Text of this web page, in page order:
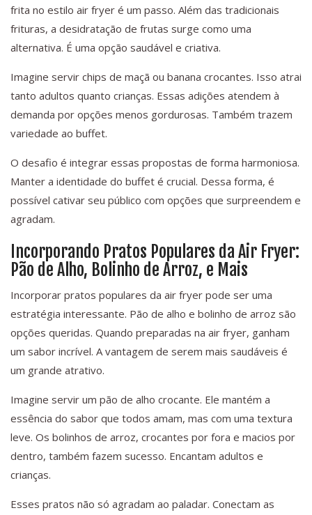
frita no estilo air fryer é um passo. Além das tradicionais
frituras, a desidratação de frutas surge como uma
alternativa. É uma opção saudável e criativa.
Imagine servir chips de maçã ou banana crocantes. Isso atrai
tanto adultos quanto crianças. Essas adições atendem à
demanda por opções menos gordurosas. Também trazem
variedade ao buffet.
O desafio é integrar essas propostas de forma harmoniosa.
Manter a identidade do buffet é crucial. Dessa forma, é
possível cativar seu público com opções que surpreendem e
agradam.
Incorporando Pratos Populares da Air Fryer:
Pão de Alho, Bolinho de Arroz, e Mais
Incorporar pratos populares da air fryer pode ser uma
estratégia interessante. Pão de alho e bolinho de arroz são
opções queridas. Quando preparadas na air fryer, ganham
um sabor incrível. A vantagem de serem mais saudáveis é
um grande atrativo.
Imagine servir um pão de alho crocante. Ele mantém a
essência do sabor que todos amam, mas com uma textura
leve. Os bolinhos de arroz, crocantes por fora e macios por
dentro, também fazem sucesso. Encantam adultos e
crianças.
Esses pratos não só agradam ao paladar. Conectam as